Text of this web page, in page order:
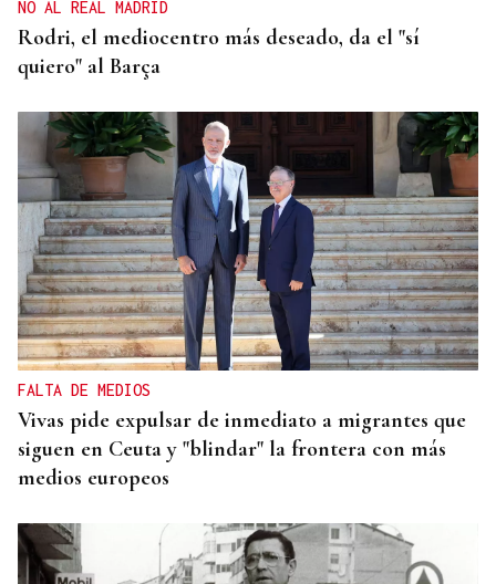
NO AL REAL MADRID
Rodri, el mediocentro más deseado, da el "sí
quiero" al Barça
FALTA DE MEDIOS
Vivas pide expulsar de inmediato a migrantes que
siguen en Ceuta y "blindar" la frontera con más
medios europeos